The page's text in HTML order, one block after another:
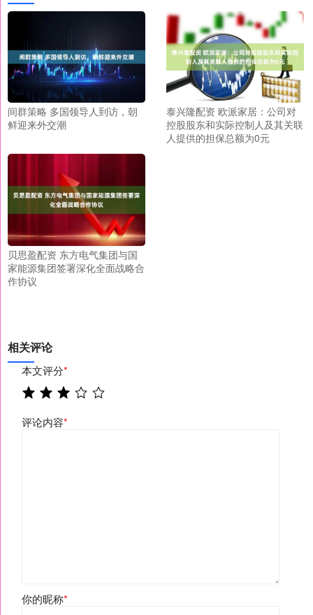
间群策略 多国领导人到访，朝
鲜迎来外交潮
泰兴隆配资 欧派家居：公司对
控股股东和实际控制人及其关联
人提供的担保总额为0元
贝思盈配资 东方电气集团与国
家能源集团签署深化全面战略合
作协议
相关评论
本文评分*
评论内容*
你的昵称*